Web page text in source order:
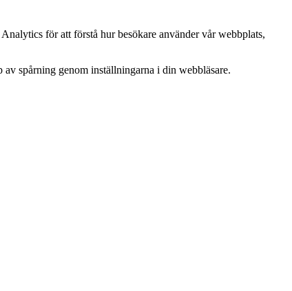
för att förstå hur besökare använder vår webbplats,
spårning genom inställningarna i din webbläsare.